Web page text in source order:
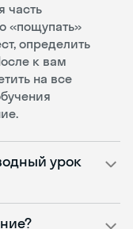
часть
«пощупать»
определить
к вам
на все
урок